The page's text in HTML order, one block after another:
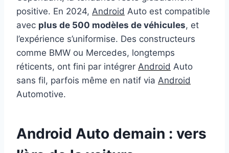
positive. En 2024, Android Auto est compatible
avec plus de 500 modèles de véhicules, et
l’expérience s’uniformise. Des constructeurs
comme BMW ou Mercedes, longtemps
réticents, ont fini par intégrer Android Auto
sans fil, parfois même en natif via Android
Automotive.
Android Auto demain : vers